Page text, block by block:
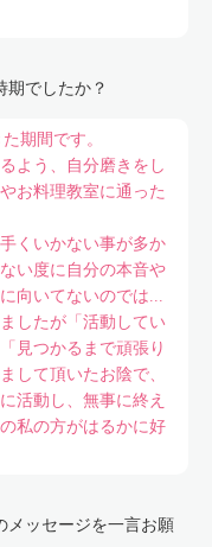
期でしたか？
期間です。
よう、自分磨きをし
お料理教室に通った
くいかない事が多か
い度に自分の本音や
向いてないのでは...
したが「活動してい
見つかるまで頑張り
して頂いたお陰で、
活動し、無事に終え
私の方がはるかに好
メッセージを一言お願